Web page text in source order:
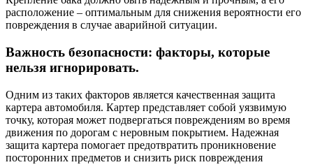
расположение – оптимальным для снижения вероятности его
повреждения в случае аварийной ситуации.
Важность безопасности: факторы, которые
нельзя игнорировать.
Одним из таких факторов является качественная защита
картера автомобиля. Картер представляет собой уязвимую
точку, которая может подвергаться повреждениям во время
движения по дорогам с неровным покрытием. Надежная
защита картера помогает предотвратить проникновение
посторонних предметов и снизить риск повреждения